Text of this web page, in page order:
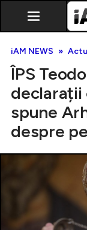
iAM NEWS
ÎPS
declarații
spune
despre